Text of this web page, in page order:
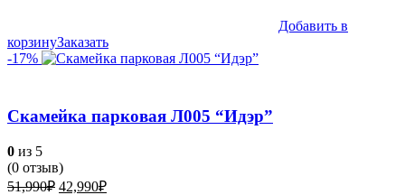
Добавить в
корзинуЗаказать
-17%
Скамейка парковая Л005 “Идэр”
0 из 5
(0 отзыв)
51,990₽ Первоначальная
42,990₽Текущая